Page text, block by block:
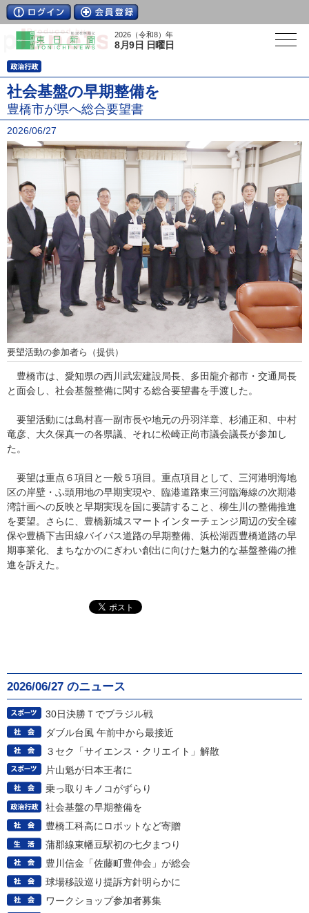
2026（令和8）年
8月9日 日曜日
社会基盤の早期整備を
豊橋市が県へ総合要望書
2026/06/27
要望活動の参加者ら（提供）
豊橋市は、愛知県の西川武宏建設局長、多田龍介都市・交通局長
と面会し、社会基盤整備に関する総合要望書を手渡した。
要望活動には島村喜一副市長や地元の丹羽洋章、杉浦正和、中村
竜彦、大久保真一の各県議、それに松崎正尚市議会議長が参加し
た。
要望は重点６項目と一般５項目。重点項目として、三河港明海地
区の岸壁・ふ頭用地の早期実現や、臨港道路東三河臨海線の次期港
湾計画への反映と早期実現を国に要請すること、柳生川の整備推進
を要望。さらに、豊橋新城スマートインターチェンジ周辺の安全確
保や豊橋下吉田線バイパス道路の早期整備、浜松湖西豊橋道路の早
期事業化、まちなかのにぎわい創出に向けた魅力的な基盤整備の推
進を訴えた。
2026/06/27 のニュース
30日決勝Ｔでブラジル戦
ダブル台風 午前中から最接近
３セク「サイエンス・クリエイト」解散
片山魁が日本王者に
乗っ取りキノコがずらり
社会基盤の早期整備を
豊橋工科高にロボットなど寄贈
蒲郡線東幡豆駅初の七夕まつり
豊川信金「佐藤町豊伸会」が総会
球場移設巡り提訴方針明らかに
ワークショップ参加者募集